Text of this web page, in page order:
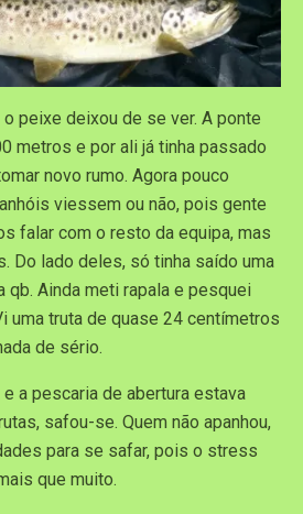
peixe deixou de se ver. A ponte
metros e por ali já tinha passado
novo rumo. Agora pouco
viessem ou não, pois gente
falar com o resto da equipa, mas
Do lado deles, só tinha saído uma
qb. Ainda meti rapala e pesquei
uma truta de quase 24 centímetros
de sério.
e a pescaria de abertura estava
safou-se. Quem não apanhou,
para se safar, pois o stress
que muito.